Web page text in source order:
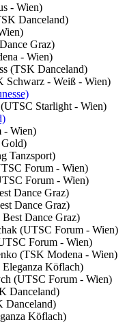
- Wien)
Danceland)
Graz)
- Wien)
(TSK Danceland)
Schwarz - Weiß - Wien)
Starlight - Wien)
- Wien)
Gold)
Tanzsport)
Forum - Wien)
Forum - Wien)
Dance Graz)
Dance Graz)
Dance Graz)
(UTSC Forum - Wien)
Forum - Wien)
(TSK Modena - Wien)
Köflach)
(UTSC Forum - Wien)
Danceland)
Danceland)
Köflach)